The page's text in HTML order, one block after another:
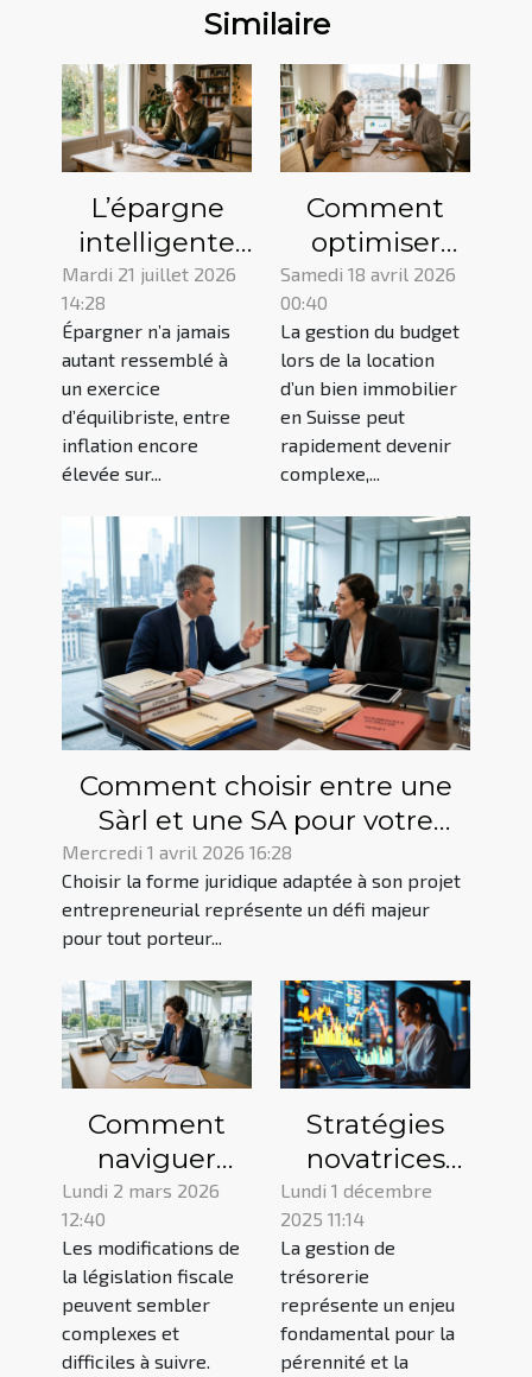
Similaire
L’épargne
intelligente
commence-t-
réellement
par la
prévention ?
Mardi 21 juillet 2026
14:28
Épargner n’a jamais
autant ressemblé à
un exercice
d’équilibriste, entre
inflation encore
élevée sur...
Comment
optimiser
votre budget
avec une
garantie de
loyer Suisse ?
Samedi 18 avril 2026
00:40
La gestion du budget
lors de la location
d’un bien immobilier
en Suisse peut
rapidement devenir
complexe,...
Comment choisir entre une
Sàrl et une SA pour votre
projet entrepreneurial ?
Mercredi 1 avril 2026 16:28
Choisir la forme juridique adaptée à son projet
entrepreneurial représente un défi majeur
pour tout porteur...
Comment
naviguer
dans les
modifications
récentes de
la législation
fiscale ?
Lundi 2 mars 2026
12:40
Les modifications de
la législation fiscale
peuvent sembler
complexes et
difficiles à suivre.
Stratégies
novatrices
pour
optimiser la
gestion de
trésorerie en
entreprise
Lundi 1 décembre
2025 11:14
La gestion de
trésorerie
représente un enjeu
fondamental pour la
pérennité et la